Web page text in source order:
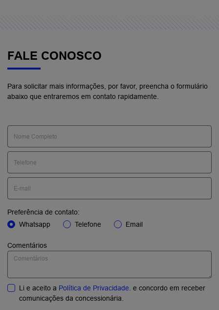
FALE CONOSCO
Para solicitar mais informações, por favor, preencha o formulário
abaixo que entraremos em contato rapidamente.
Preferência de contato:
Whatsapp
Telefone Email
Comentários
Li e aceito a Política de Privacidade. e concordo em receber
comunicações da concessionária.